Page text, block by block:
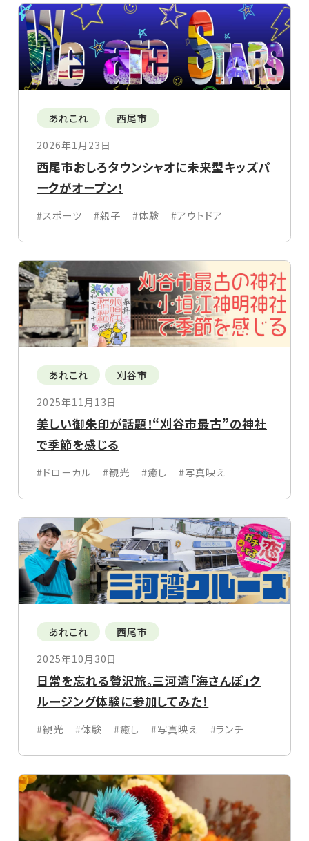
あれこれ
西尾市
2026年1月23日
西尾市おしろタウンシャオに未来型キッズパ
ークがオープン！
#スポーツ #親子 #体験 #アウトドア
あれこれ
刈谷市
2025年11月13日
美しい御朱印が話題！“刈谷市最古”の神社
で季節を感じる
#ドローカル #観光 #癒し #写真映え
あれこれ
西尾市
2025年10月30日
日常を忘れる贅沢旅。三河湾「海さんぽ」ク
ルージング体験に参加してみた！
#観光 #体験 #癒し #写真映え #ランチ